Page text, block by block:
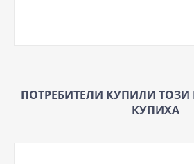
ПОТРЕБИТЕЛИ КУПИЛИ
КУПИХА